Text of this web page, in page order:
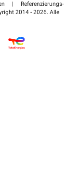
|
Referenzierungs-
2014 - 2026. Alle